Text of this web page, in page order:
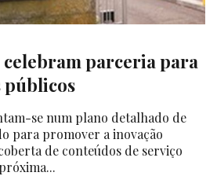
celebram parceria para
públicos
se num plano detalhado de
para promover a inovação
de conteúdos de serviço